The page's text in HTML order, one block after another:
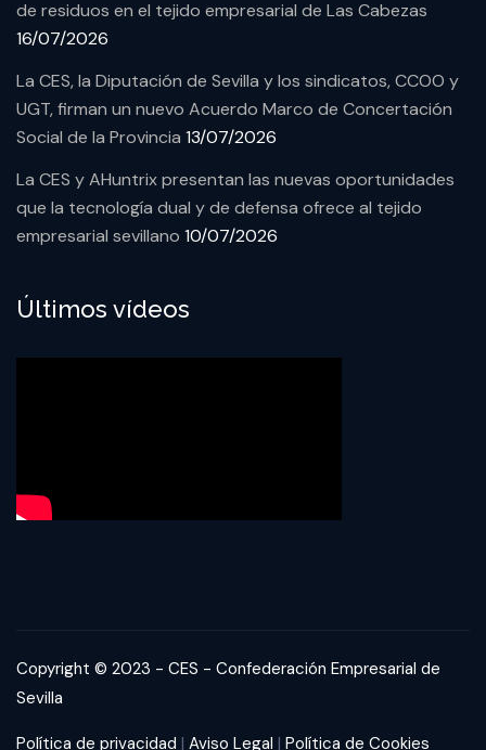
de residuos en el tejido empresarial de Las Cabezas
16/07/2026
La CES, la Diputación de Sevilla y los sindicatos, CCOO y
UGT, firman un nuevo Acuerdo Marco de Concertación
Social de la Provincia 13/07/2026
La CES y AHuntrix presentan las nuevas oportunidades
que la tecnología dual y de defensa ofrece al tejido
empresarial sevillano 10/07/2026
Últimos vídeos
Copyright © 2023 - CES - Confederación Empresarial de
Sevilla
Política de privacidad | Aviso Legal | Política de Cookies